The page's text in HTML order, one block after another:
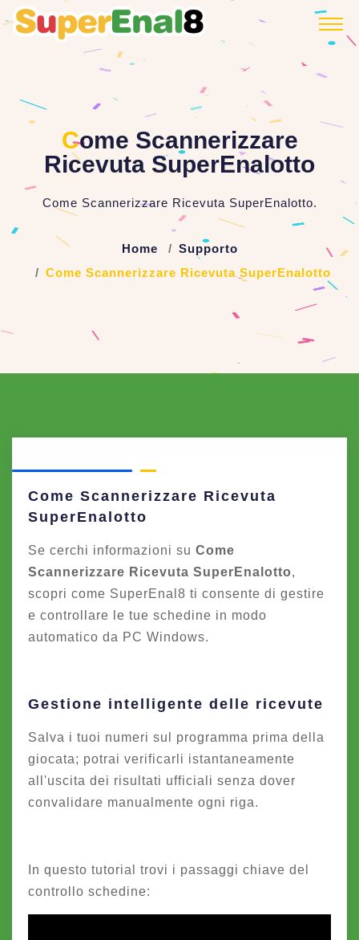
Come Scannerizzare
Ricevuta SuperEnalotto
Come Scannerizzare Ricevuta SuperEnalotto.
Home
Supporto
Come Scannerizzare Ricevuta SuperEnalotto
Come Scannerizzare Ricevuta
SuperEnalotto
Se cerchi informazioni su Come
Scannerizzare Ricevuta SuperEnalotto,
scopri come SuperEnal8 ti consente di gestire
e controllare le tue schedine in modo
automatico da PC Windows.
Gestione intelligente delle ricevute
Salva i tuoi numeri sul programma prima della
giocata; potrai verificarli istantaneamente
all'uscita dei risultati ufficiali senza dover
convalidare manualmente ogni riga.
In questo tutorial trovi i passaggi chiave del
controllo schedine: